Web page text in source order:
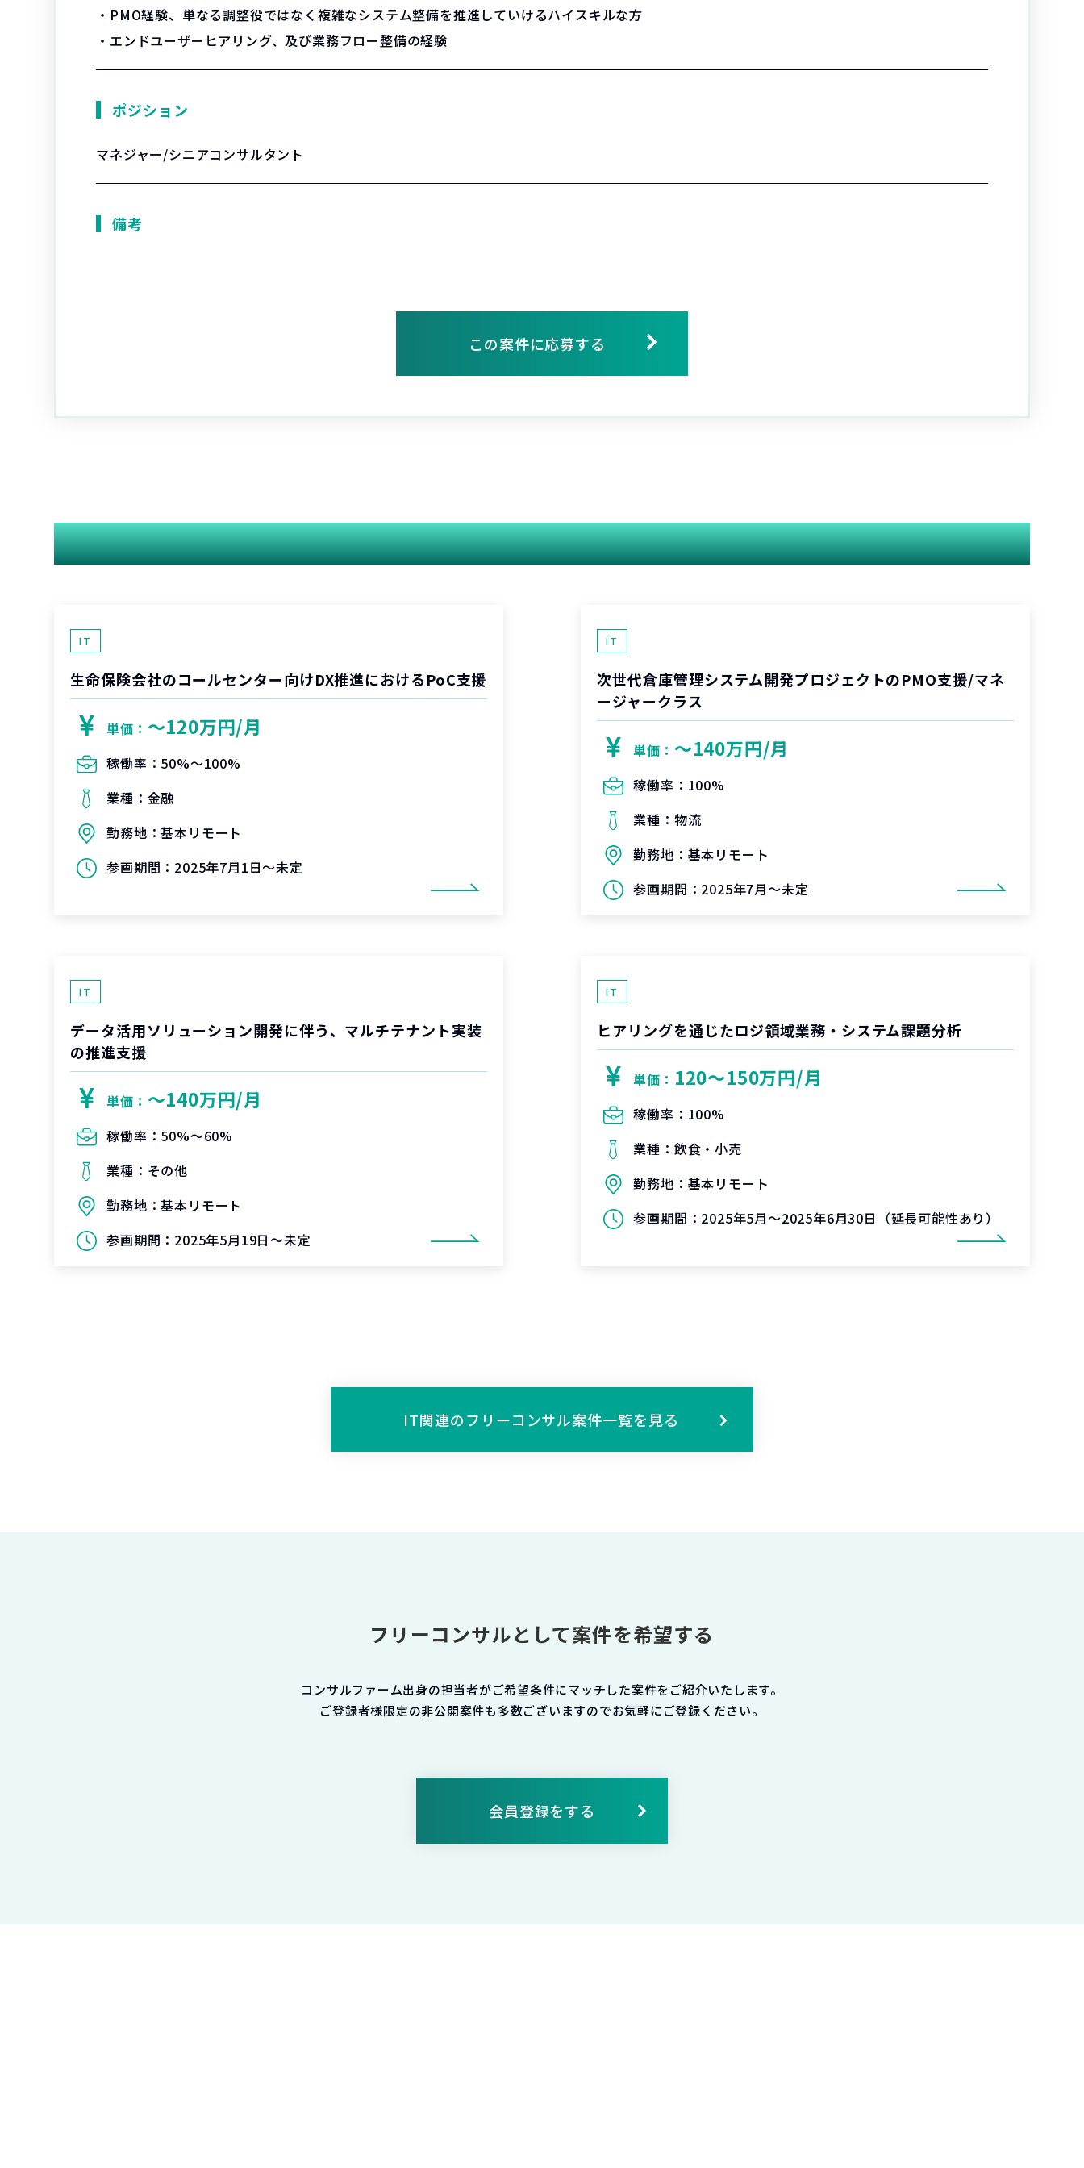
・PMO経験、単なる調整役ではなく複雑なシステム整備を推進していけるハイスキルな方
・エンドユーザーヒアリング、及び業務フロー整備の経験
ポジション
マネジャー/シニアコンサルタント
備考
この案件に応募する
関連する案件
IT
生命保険会社のコールセンター向けDX推進におけるPoC支援
単価： 〜120万円/月
稼働率： 50%〜100%
業種： 金融
勤務地：基本リモート
参画期間： 2025年7月1日～未定
IT
次世代倉庫管理システム開発プロジェクトのPMO支援/マネ
ージャークラス
単価： 〜140万円/月
稼働率： 100%
業種： 物流
勤務地： 基本リモート
参画期間： 2025年7月～未定
IT
データ活用ソリューション開発に伴う、マルチテナント実装
の推進支援
単価： 〜140万円/月
稼働率： 50%〜60%
業種： その他
勤務地：基本リモート
参画期間： 2025年5月19日～未定
IT
ヒアリングを通じたロジ領域業務・システム課題分析
単価： 120〜150万円/月
稼働率： 100%
業種： 飲食・小売
勤務地： 基本リモート
参画期間： 2025年5月～2025年6月30日（延長可能性あり）
IT関連のフリーコンサル案件一覧を見る
フリーコンサルとして案件を希望する
コンサルファーム出身の担当者がご希望条件にマッチした案件をご紹介いたします。
ご登録者様限定の非公開案件も多数ございますのでお気軽にご登録ください。
会員登録をする